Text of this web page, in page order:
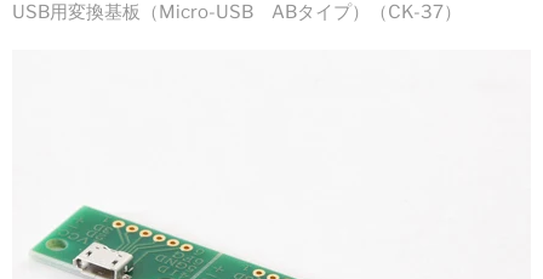
USB用変換基板（Micro-USB ABタイプ）（CK-37）